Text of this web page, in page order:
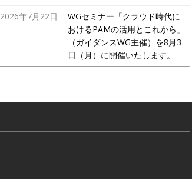
2026年7月22日
WGセミナー「クラウド時代に
おけるPAMの活用とこれから」
（ガイダンスWG主催）を8月3
日（月）に開催いたします。